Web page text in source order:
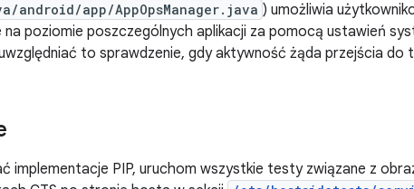
android/app/AppOpsManager.java ) umożliwia
poziomie poszczególnych aplikacji za pomocą ustawień
to sprawdzenie, gdy aktywność żąda przejścia do
implementacje PIP, uruchom wszystkie testy związane z